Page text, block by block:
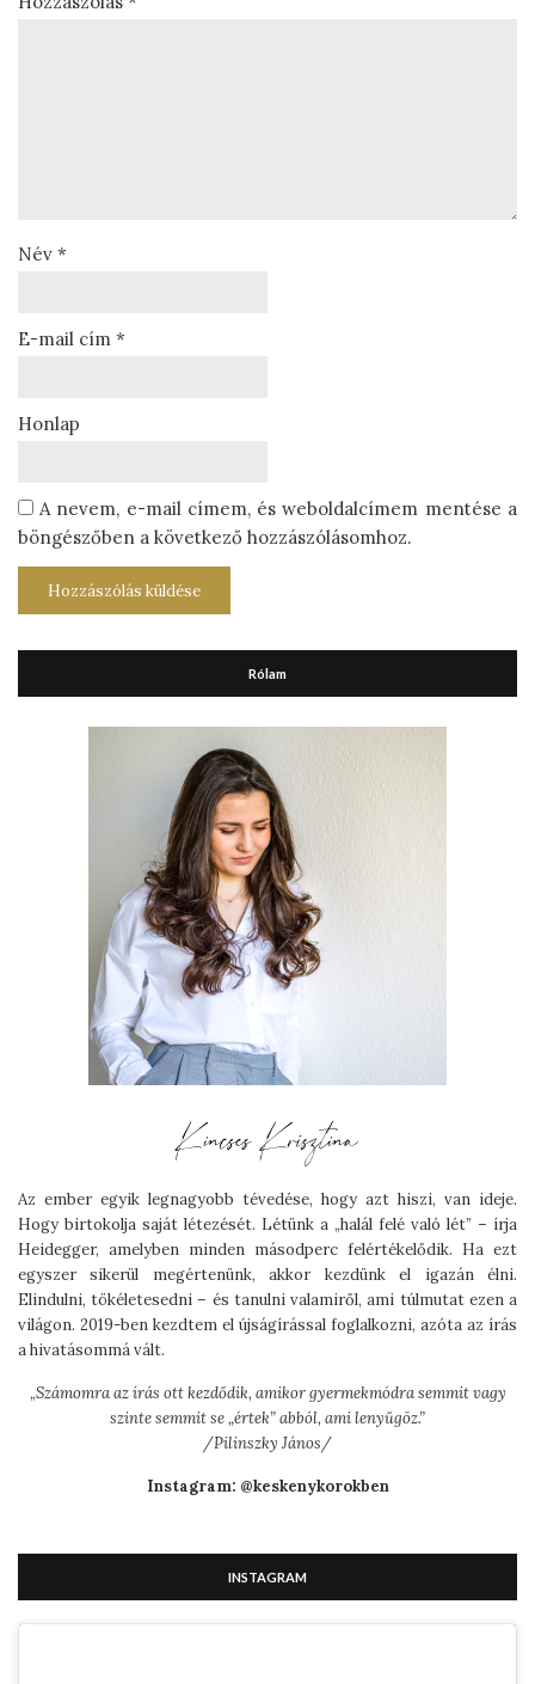
Név *
E-mail cím *
Honlap
A nevem, e-mail címem, és weboldalcímem mentése a
böngészőben a következő hozzászólásomhoz.
Rólam
Az ember egyik legnagyobb tévedése, hogy azt hiszi, van ideje.
Hogy birtokolja saját létezését. Létünk a „halál felé való lét” – írja
Heidegger, amelyben minden másodperc felértékelődik. Ha ezt
egyszer sikerül megértenünk, akkor kezdünk el igazán élni.
Elindulni, tökéletesedni – és tanulni valamiről, ami túlmutat ezen a
világon. 2019-ben kezdtem el újságírással foglalkozni, azóta az írás
a hivatásommá vált.
„Számomra az írás ott kezdődik, amikor gyermekmódra semmit vagy
szinte semmit se „értek” abból, ami lenyűgöz.”
/Pilinszky János/
Instagram: @keskenykorokben
INSTAGRAM